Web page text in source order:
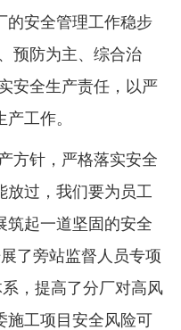
的安全管理工作稳步
预防为主、综合治
安全生产责任，以严
工作。
方针，严格落实安全
放过，我们要为员工
筑起一道坚固的安全
了旁站监督人员专项
，提高了分厂对高风
施工项目安全风险可